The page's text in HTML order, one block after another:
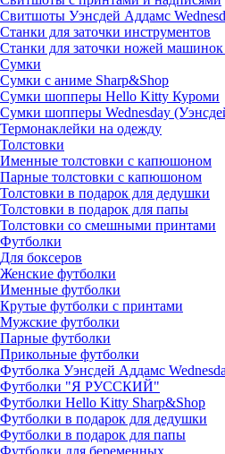
Свитшоты Уэнсдей Аддамс
Станки для заточки инструментов
Станки для заточки ножей
Сумки
Сумки с аниме Sharp&Shop
Сумки шопперы Hello Kitty Куроми
Сумки шопперы Wednesday
Термонаклейки на одежду
Толстовки
Именные толстовки с капюшоном
Парные толстовки с капюшоном
Толстовки в подарок для дедушки
Толстовки в подарок для папы
Толстовки со смешными принтами
Футболки
Для боксеров
Женские футболки
Именные футболки
Крутые футболки с принтами
Мужские футболки
Парные футболки
Прикольные футболки
Футболка Уэнсдей Аддамс
Футболки "Я РУССКИЙ"
Футболки Hello Kitty Sharp&Shop
Футболки в подарок для дедушки
Футболки в подарок для папы
Футболки для беременных